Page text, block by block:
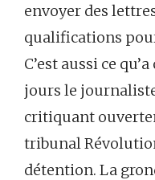
envoyer des
qualifications
C’est aussi ce
jours le
critiquant
tribunal
détention. La